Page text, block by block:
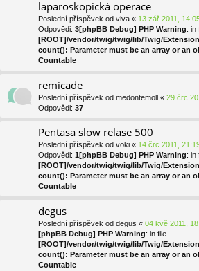
laparoskopická operace
Poslední příspěvek od viva « 13 zář 2011,
Odpovědi: 3[phpBB Debug] PHP Warning: in
[ROOT]/vendor/twig/twig/lib/Twig/
count(): Parameter must be an array or an
Countable
remicade
Poslední příspěvek od medontemoll « 29 črc
Odpovědi: 37
Pentasa slow relase 500
Poslední příspěvek od voki « 14 črc 2011,
Odpovědi: 1[phpBB Debug] PHP Warning: in
[ROOT]/vendor/twig/twig/lib/Twig/
count(): Parameter must be an array or an
Countable
degus
Poslední příspěvek od degus « 04 kvě 2011,
[phpBB Debug] PHP Warning: in file
[ROOT]/vendor/twig/twig/lib/Twig/
count(): Parameter must be an array or an
Countable